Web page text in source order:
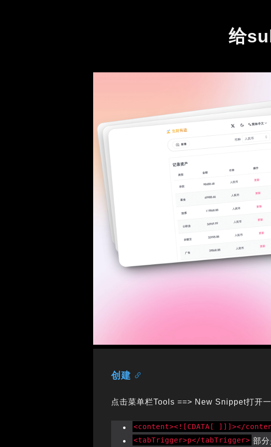
给
创建
点击菜单栏Tools ==> New Snippet打开
<content><![CDATA[ ]]]></
<tabTrigger>p</tabTrigger> 部